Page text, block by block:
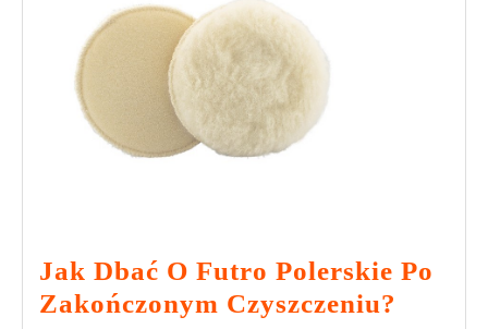
Jak Dbać O Futro Polerskie Po
Zakończonym Czyszczeniu?